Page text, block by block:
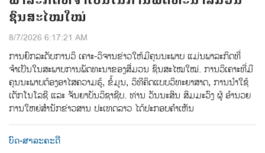
ຊົນສະໄໝໃໝ່
8/7/2026 6:17:21 AM
ການຍົກລະດັບການວິ ເຄາະ-ວິຈານຂ່າວໃຫ້ມີຄຸນນະພາບ ແມ່ນພາລະກິດທີ່
ຈຳເປັນໃນສະພາບການພັດທະນາຂອງສື່ມວນ ຊົນສະໄໝໃໝ່. ການວິເຄາະທີ່ມີ
ຄຸນນະພາບຕ້ອງອາໄສຄວາມຮູ້, ຂໍ້ມູນ, ວິທີຄິດແບບວິທະຍາສາດ, ການນຳໃຊ້
ເຕັກໂນໂລຊີ ແລະ ຈັນຍາບັນວິຊາຊີບ. ທ່ານ ວັນນະສິນ ສິມມະວົງ ຜູ້ ອໍານວຍ
ການໃຫຍ່ສໍານັກຂ່າວສານ ປະເທດລາວ ໄດ້ປະກອບຄໍາເຫັນ
ບົດ-ສາລະຄະດີ